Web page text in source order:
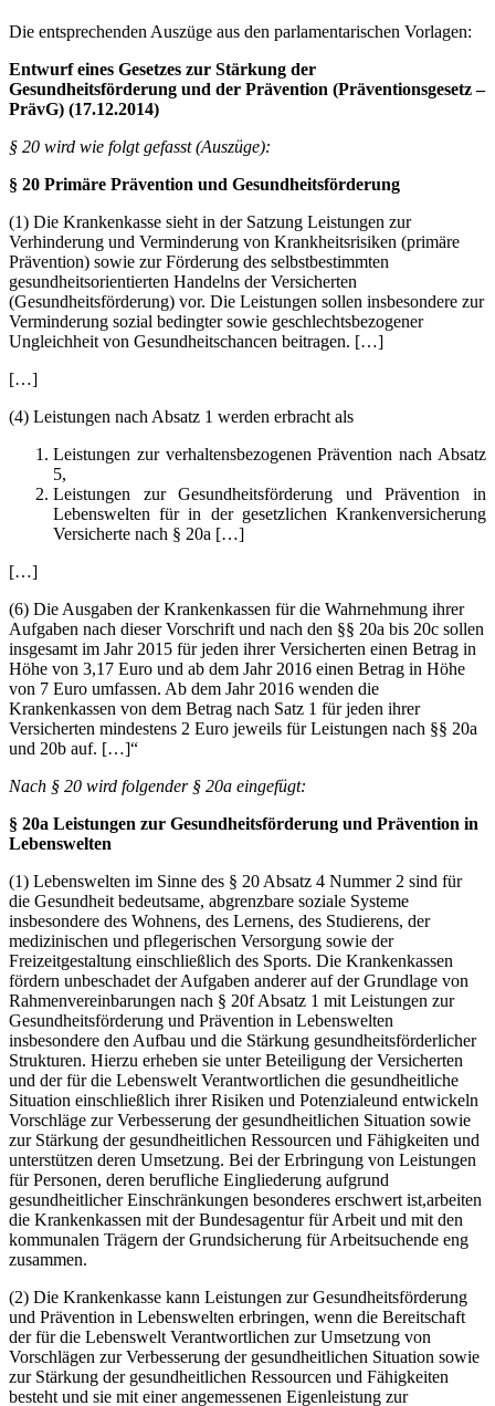
Die entsprechenden Auszüge aus den parlamentarischen Vorlagen:
Entwurf eines Gesetzes zur Stärkung der
Gesundheitsförderung und der Prävention (Präventionsgesetz –
PrävG) (17.12.2014)
§ 20 wird wie folgt gefasst (Auszüge):
§ 20 Primäre Prävention und Gesundheitsförderung
(1) Die Krankenkasse sieht in der Satzung Leistungen zur
Verhinderung und Verminderung von Krankheitsrisiken (primäre
Prävention) sowie zur Förderung des selbstbestimmten
gesundheitsorientierten Handelns der Versicherten
(Gesundheitsförderung) vor. Die Leistungen sollen insbesondere zur
Verminderung sozial bedingter sowie geschlechtsbezogener
Ungleichheit von Gesundheitschancen beitragen. […]
[…]
(4) Leistungen nach Absatz 1 werden erbracht als
Leistungen zur verhaltensbezogenen Prävention nach Absatz
5,
Leistungen zur Gesundheitsförderung und Prävention in
Lebenswelten für in der gesetzlichen Krankenversicherung
Versicherte nach § 20a […]
[…]
(6) Die Ausgaben der Krankenkassen für die Wahrnehmung ihrer
Aufgaben nach dieser Vorschrift und nach den §§ 20a bis 20c sollen
insgesamt im Jahr 2015 für jeden ihrer Versicherten einen Betrag in
Höhe von 3,17 Euro und ab dem Jahr 2016 einen Betrag in Höhe
von 7 Euro umfassen. Ab dem Jahr 2016 wenden die
Krankenkassen von dem Betrag nach Satz 1 für jeden ihrer
Versicherten mindestens 2 Euro jeweils für Leistungen nach §§ 20a
und 20b auf. […]“
Nach § 20 wird folgender § 20a eingefügt:
§ 20a Leistungen zur Gesundheitsförderung und Prävention in
Lebenswelten
(1) Lebenswelten im Sinne des § 20 Absatz 4 Nummer 2 sind für
die Gesundheit bedeutsame, abgrenzbare soziale Systeme
insbesondere des Wohnens, des Lernens, des Studierens, der
medizinischen und pflegerischen Versorgung sowie der
Freizeitgestaltung einschließlich des Sports. Die Krankenkassen
fördern unbeschadet der Aufgaben anderer auf der Grundlage von
Rahmenvereinbarungen nach § 20f Absatz 1 mit Leistungen zur
Gesundheitsförderung und Prävention in Lebenswelten
insbesondere den Aufbau und die Stärkung gesundheitsförderlicher
Strukturen. Hierzu erheben sie unter Beteiligung der Versicherten
und der für die Lebenswelt Verantwortlichen die gesundheitliche
Situation einschließlich ihrer Risiken und Potenzialeund entwickeln
Vorschläge zur Verbesserung der gesundheitlichen Situation sowie
zur Stärkung der gesundheitlichen Ressourcen und Fähigkeiten und
unterstützen deren Umsetzung. Bei der Erbringung von Leistungen
für Personen, deren berufliche Eingliederung aufgrund
gesundheitlicher Einschränkungen besonderes erschwert ist,arbeiten
die Krankenkassen mit der Bundesagentur für Arbeit und mit den
kommunalen Trägern der Grundsicherung für Arbeitsuchende eng
zusammen.
(2) Die Krankenkasse kann Leistungen zur Gesundheitsförderung
und Prävention in Lebenswelten erbringen, wenn die Bereitschaft
der für die Lebenswelt Verantwortlichen zur Umsetzung von
Vorschlägen zur Verbesserung der gesundheitlichen Situation sowie
zur Stärkung der gesundheitlichen Ressourcen und Fähigkeiten
besteht und sie mit einer angemessenen Eigenleistung zur